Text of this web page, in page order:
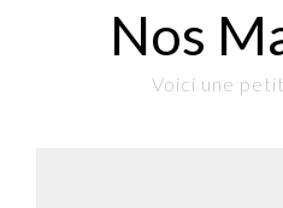
Nos
Voici une